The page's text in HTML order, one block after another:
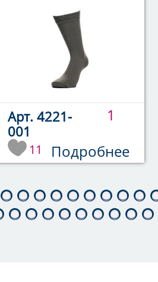
Арт. 4221-
001
1
11 Подробнее